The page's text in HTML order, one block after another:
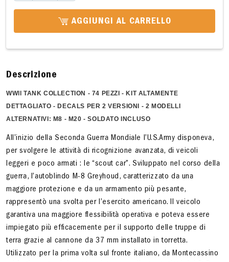
AGGIUNGI AL CARRELLO
Descrizione
WWll TANK COLLECTION - 74 PEZZI - KIT ALTAMENTE
DETTAGLIATO - DECALS PER 2 VERSIONI - 2 MODELLI
ALTERNATIVI: M8 - M20 - SOLDATO INCLUSO
All’inizio della Seconda Guerra Mondiale l’U.S.Army disponeva,
per svolgere le attività di ricognizione avanzata, di veicoli
leggeri e poco armati : le “scout car”. Sviluppato nel corso della
guerra, l’autoblindo M-8 Greyhoud, caratterizzato da una
maggiore protezione e da un armamento più pesante,
rappresentò una svolta per l’esercito americano. Il veicolo
garantiva una maggiore flessibilità operativa e poteva essere
impiegato più efficacemente per il supporto delle truppe di
terra grazie al cannone da 37 mm installato in torretta.
Utilizzato per la prima volta sul fronte italiano, da Montecassino